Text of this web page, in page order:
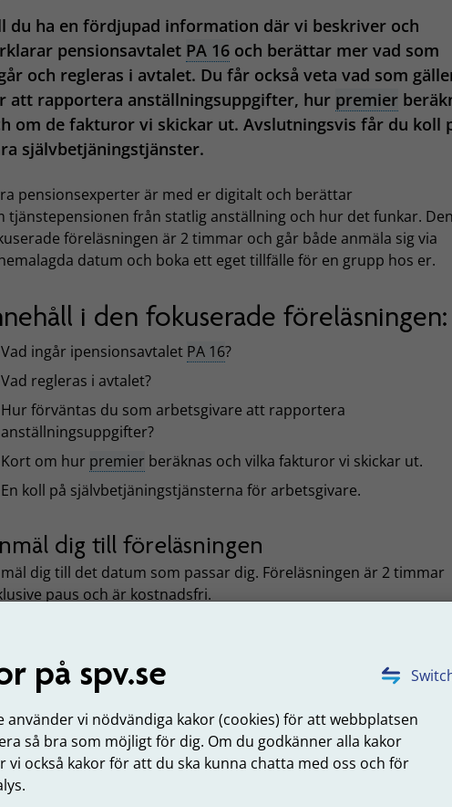
på spv.se
använder vi nödvändiga kakor (cookies) för att webbplatsen
så bra som möjligt för dig. Om du godkänner alla kakor
vi också kakor för att du ska kunna chatta med oss och för
du ha en fördjupad information där vi beskriver och
pensionsavtalet PA 16 och berättar mer vad som
och regleras i avtalet. Du får också veta vad som
att rapportera anställningsuppgifter, hur premier
om de fakturor vi skickar ut. Avslutningsvis får du koll
självbetjäningstjänster.
pensionsexperter är med er digitalt och berättar
tjänstepensionen från statlig anställning och hur det funkar. Den
föreläsningen är 2 timmar och går både anmäla sig via
datum och boka ett eget tillfälle för en grupp hos er.
i den fokuserade föreläsningen:
Vad ingår ipensionsavtalet PA 16?
Vad regleras i avtalet?
Hur förväntas du som arbetsgivare att rapportera
anställningsuppgifter?
Kort om hur premier beräknas och vilka fakturor vi skickar ut.
En koll på självbetjäningstjänsterna för arbetsgivare.
dig till föreläsningen
dig till det datum som passar dig. Föreläsningen är 2 timmar
paus och är kostnadsfri.
Anmäl dig till föreläsningen den 6 oktober klockan 13.00
Anmäl dig till föreläsningen den 1 december klockan 13.00